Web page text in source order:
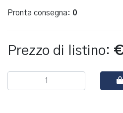
Pronta consegna: 0
Prezzo di listino: